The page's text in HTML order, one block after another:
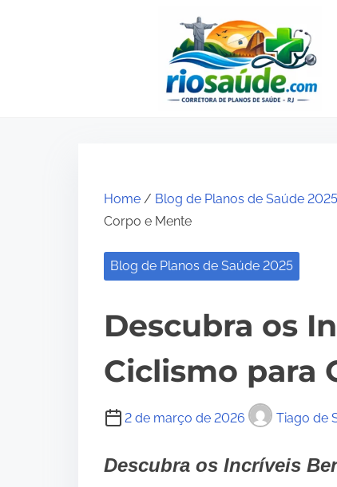
Home / Blog de Planos de Saúde 2025
Corpo e Mente
Blog de Planos de Saúde 2025
Descubra os
Ciclismo para
2 de março de 2026 Tiago de
Descubra os Incríveis